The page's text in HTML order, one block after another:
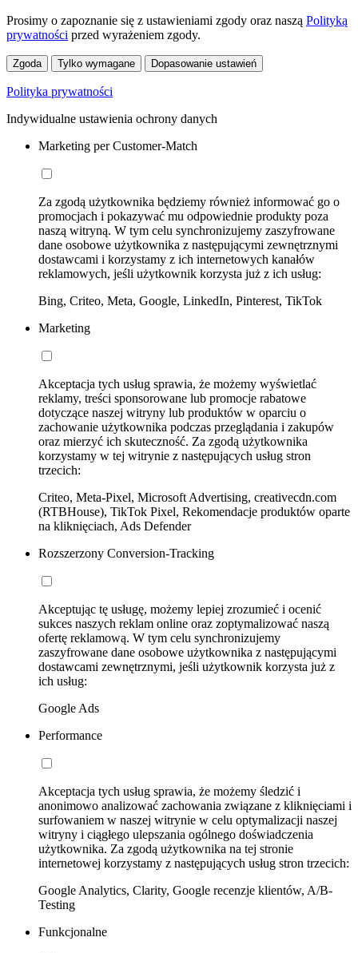
Prosimy o zapoznanie się z ustawieniami zgody oraz naszą Polityką
prywatności przed wyrażeniem zgody.
Zgoda Tylko wymagane Dopasowanie ustawień
Polityka prywatności
Indywidualne ustawienia ochrony danych
Marketing per Customer-Match
Za zgodą użytkownika będziemy również informować go o
promocjach i pokazywać mu odpowiednie produkty poza
naszą witryną. W tym celu synchronizujemy zaszyfrowane
dane osobowe użytkownika z następującymi zewnętrznymi
dostawcami i korzystamy z ich internetowych kanałów
reklamowych, jeśli użytkownik korzysta już z ich usług:
Bing, Criteo, Meta, Google, LinkedIn, Pinterest, TikTok
Marketing
Akceptacja tych usług sprawia, że możemy wyświetlać
reklamy, treści sponsorowane lub promocje rabatowe
dotyczące naszej witryny lub produktów w oparciu o
zachowanie użytkownika podczas przeglądania i zakupów
oraz mierzyć ich skuteczność. Za zgodą użytkownika
korzystamy w tej witrynie z następujących usług stron
trzecich:
Criteo, Meta-Pixel, Microsoft Advertising, creativecdn.com
(RTBHouse), TikTok Pixel, Rekomendacje produktów oparte
na kliknięciach, Ads Defender
Rozszerzony Conversion-Tracking
Akceptując tę usługę, możemy lepiej zrozumieć i ocenić
sukces naszych reklam online oraz zoptymalizować naszą
ofertę reklamową. W tym celu synchronizujemy
zaszyfrowane dane osobowe użytkownika z następującymi
dostawcami zewnętrznymi, jeśli użytkownik korzysta już z
ich usług:
Google Ads
Performance
Akceptacja tych usług sprawia, że możemy śledzić i
anonimowo analizować zachowania związane z kliknięciami i
surfowaniem w naszej witrynie w celu optymalizacji naszej
witryny i ciągłego ulepszania ogólnego doświadczenia
użytkownika. Za zgodą użytkownika na tej stronie
internetowej korzystamy z następujących usług stron trzecich:
Google Analytics, Clarity, Google recenzje klientów, A/B-
Testing
Funkcjonalne